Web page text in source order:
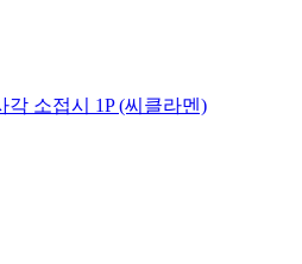
소접시 1P (씨클라멘)